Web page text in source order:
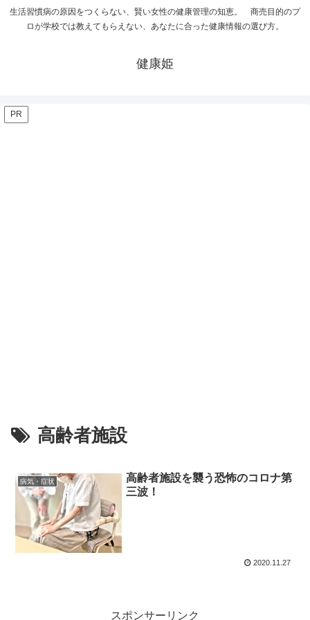
生活習慣病の原因をつくらない、賢い女性の健康管理の知恵。 商売目的のプ
ロが学校では教えてもらえない、あなたに合った健康情報の選び方。
健康姫
PR
高齢者施設
病気・症状
高齢者施設を襲う恐怖のコロナ第
三波！
2020.11.27
スポンサーリンク